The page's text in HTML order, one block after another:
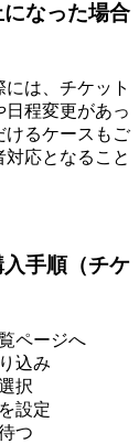
なった場合
は、チケット
程変更があっ
けるケースもご
応となること
手順（チケ
ページへ
込み
択
設定
つ